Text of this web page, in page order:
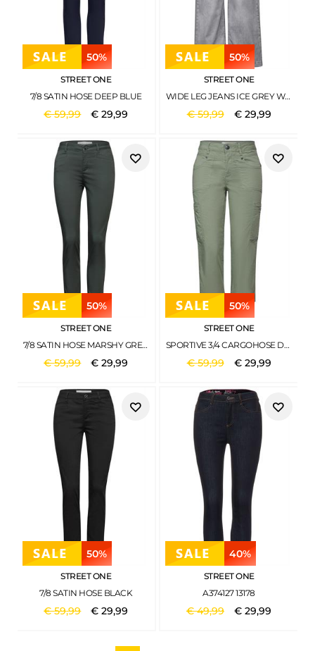
50%
STREET ONE
7/8 SATIN HOSE DEEP BLUE
€59,99 €29,99
50%
STREET ONE
WIDE LEG JEANS ICE GREY WASH
€59,99 € 29,99
50%
STREET ONE
7/8 SATIN HOSE MARSHY GREEN
€59,99 €29,99
50%
STREET ONE
SPORTIVE 3/4 CARGOHOSE DRY SALVIA GREEN
€59,99 € 29,99
50%
STREET ONE
7/8 SATIN HOSE BLACK
€59,99 €29,99
40%
STREET ONE
A374127 13178
€49,99 €29,99